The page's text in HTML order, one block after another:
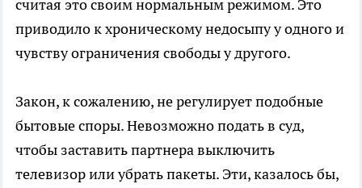
считая это своим нормальным режимом. Это
приводило к хроническому недосыпу у одного и
чувству ограничения свободы у другого.
Закон, к сожалению, не регулирует подобные
бытовые споры. Невозможно подать в суд,
чтобы заставить партнера выключить
телевизор или убрать пакеты. Эти, казалось бы,